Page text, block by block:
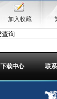
加入收藏
下载中心 联